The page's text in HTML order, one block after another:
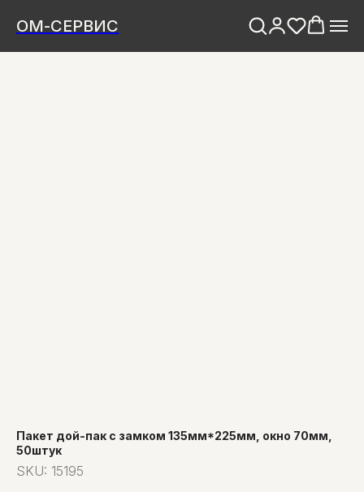
ОМ-СЕРВИС
Пакет дой-пак с замком 135мм*225мм, окно 70мм,
50штук
SKU: 15195